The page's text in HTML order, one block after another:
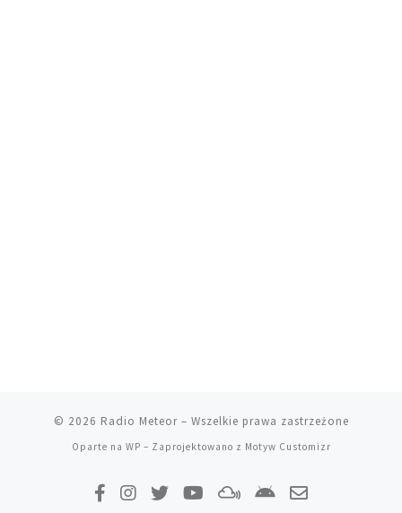
© 2026 Radio Meteor– Wszelkie prawa zastrzeżone
Oparte na WP – Zaprojektowano z Motyw Customizr